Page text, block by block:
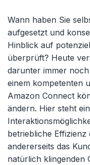
Wann haben Sie
aufgesetzt und
Hinblick auf
überprüft? Heute
darunter immer
einem kompetenten
Amazon Connect
ändern. Hier steht
betriebliche
andererseits das
natürlich klingenden